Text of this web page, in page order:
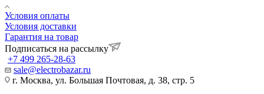
Условия оплаты
Условия доставки
Гарантия на товар
Подписаться на рассылку
+7 499 265-28-63
sale@electrobazar.ru
г. Москва, ул. Большая Почтовая, д. 38, стр. 5